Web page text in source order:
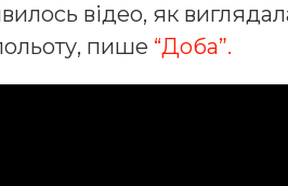
відео, як
пише “Доба”.